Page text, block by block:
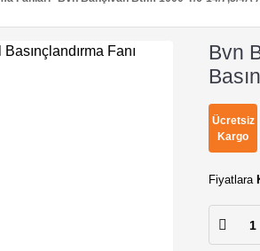
Bvn
Ücretsiz
Kargo
Fiyatlara